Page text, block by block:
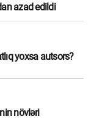
azad edildi
yoxsa autsors?
növləri